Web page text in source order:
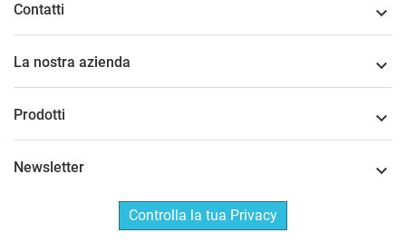
Contatti 
La nostra azienda 
Prodotti 
Newsletter 
Controlla la tua Privacy